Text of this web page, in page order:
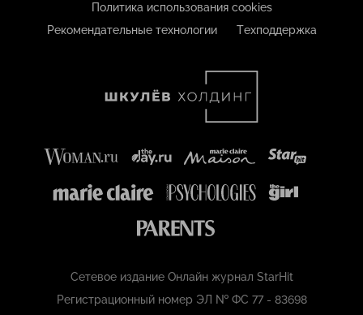
Политика использования cookies
Рекомендательные технологии
Техподдержка
Сетевое издание Онлайн журнал StarHit
Регистрационный номер ЭЛ № ФС 77 - 83698